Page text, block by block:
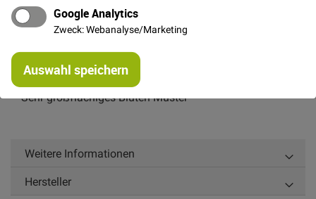
Google Analytics
Zweck: Webanalyse/Marketing
Auswahl speichern
Schwer fallender Viskose-Twill und schönem Glanz
von der Marke Light & Lush / Stof Dänemark
Ideal für luftige Sommerblusen, Kleider, Röcke, Tunikas
und Tücher.
Sehr großflächiges Blüten-Muster
Weitere Informationen
Hersteller